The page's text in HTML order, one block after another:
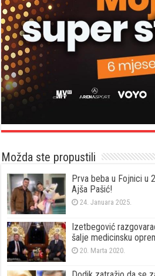
Možda ste propustili
Prva beba u Fojnici u
Ajša Pašić!
24. Januara 2025.
Izetbegović
šalje medicinsku
20. Marta 2020.